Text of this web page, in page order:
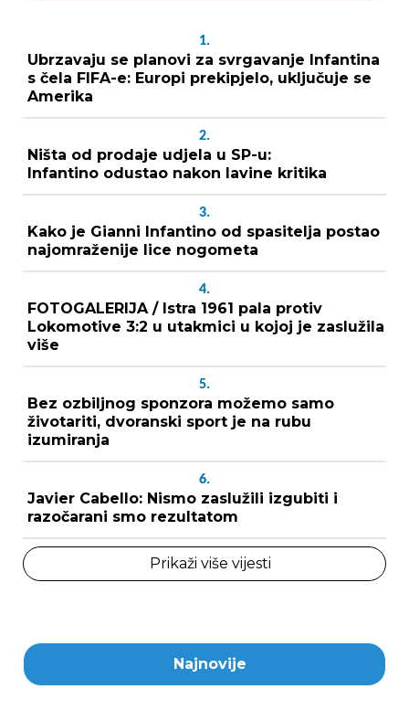
1.
Ubrzavaju se planovi za svrgavanje Infantina
s čela FIFA-e: Europi prekipjelo, uključuje se
Amerika
2.
Ništa od prodaje udjela u SP-u:
Infantino odustao nakon lavine kritika
3.
Kako je Gianni Infantino od spasitelja postao
najomraženije lice nogometa
4.
FOTOGALERIJA / Istra 1961 pala protiv
Lokomotive 3:2 u utakmici u kojoj je zaslužila
više
5.
Bez ozbiljnog sponzora možemo samo
životariti, dvoranski sport je na rubu
izumiranja
6.
Javier Cabello: Nismo zaslužili izgubiti i
razočarani smo rezultatom
Prikaži više vijesti
Najnovije